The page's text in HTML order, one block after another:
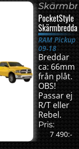
PocketStyle
RAM Pickup
09-18
Breddar
ca: 66mm
från plåt.
OBS!
Passar ej
R/T eller
Rebel.
Pris:
7 490:-